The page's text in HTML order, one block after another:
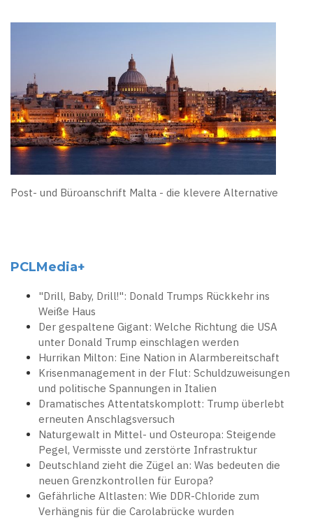
Post- und Büroanschrift Malta - die klevere Alternative
PCLMedia+
"Drill, Baby, Drill!": Donald Trumps Rückkehr ins
Weiße Haus
Der gespaltene Gigant: Welche Richtung die USA
unter Donald Trump einschlagen werden
Hurrikan Milton: Eine Nation in Alarmbereitschaft
Krisenmanagement in der Flut: Schuldzuweisungen
und politische Spannungen in Italien
Dramatisches Attentatskomplott: Trump überlebt
erneuten Anschlagsversuch
Naturgewalt in Mittel- und Osteuropa: Steigende
Pegel, Vermisste und zerstörte Infrastruktur
Deutschland zieht die Zügel an: Was bedeuten die
neuen Grenzkontrollen für Europa?
Gefährliche Altlasten: Wie DDR-Chloride zum
Verhängnis für die Carolabrücke wurden